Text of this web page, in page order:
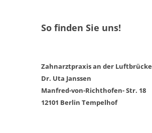
So finden Sie uns!
Zahnarztpraxis an der Luftbrücke
Dr. Uta Janssen
Manfred-von-Richthofen- Str. 18
12101 Berlin Tempelhof